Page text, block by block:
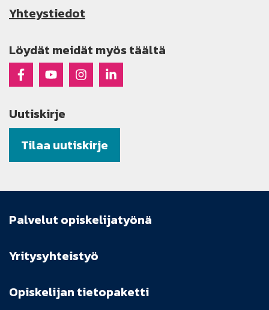
Yhteystiedot
Löydät meidät myös täältä
Raseko Facebookissa
Raseko Youtubessa
Raseko Instagramissa
Raseko Linkedinissä
Uutiskirje
Tilaa uutiskirje
Palvelut opiskelijatyönä
Yritysyhteistyö
Opiskelijan tietopaketti